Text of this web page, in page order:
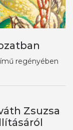
regényében
Zsuzsa